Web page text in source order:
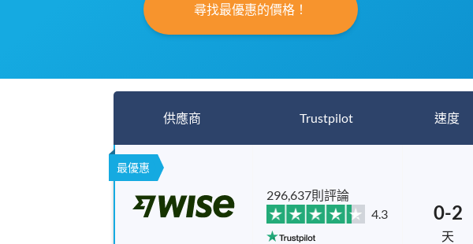
尋找最優惠的價格！
供應商 Trustpilot 速度
最優惠
296,637則評論
4.3
0-2
天